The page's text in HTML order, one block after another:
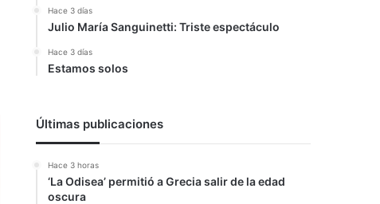
Hace 3 días
Julio María Sanguinetti: Triste espectáculo
Hace 3 días
Estamos solos
Últimas publicaciones
Hace 3 horas
‘La Odisea’ permitió a Grecia salir de la edad
oscura